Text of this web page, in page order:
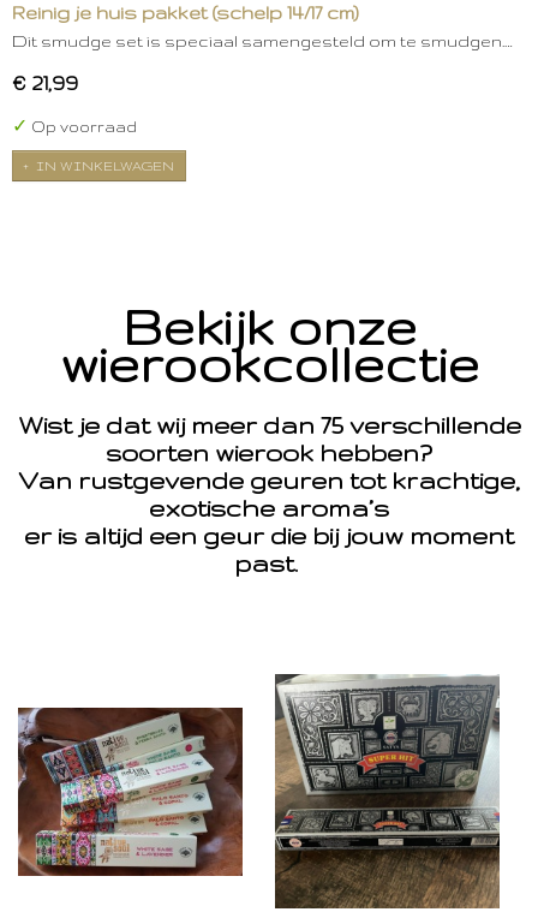
Reinig je huis pakket (schelp 14/17 cm)
Dit smudge set is speciaal samengesteld om te smudgen.…
€ 21,99
✓ Op voorraad
IN WINKELWAGEN
Bekijk onze
wierookcollectie
Wist je dat wij meer dan 75 verschillende
soorten wierook hebben?
Van rustgevende geuren tot krachtige,
exotische aroma’s
er is altijd een geur die bij jouw moment
past.